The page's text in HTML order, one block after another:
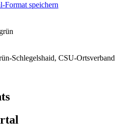
Format speichern
Schlegelshaid, CSU-Ortsverband